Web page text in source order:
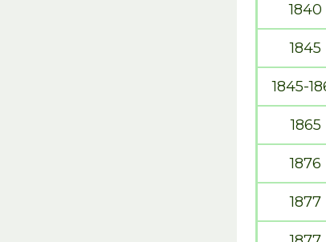
1840
1845
1845-
1865
1876
1877